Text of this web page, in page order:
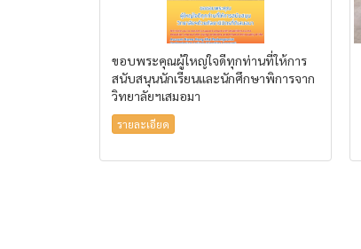
ขอบพระคุณผู้ใหญ่ใจดีทุกท่านที่ให้การ
สนับสนุนนักเรียนและนักศึกษาพิการจาก
วิทยาลัยฯเสมอมา
รายละเอียด